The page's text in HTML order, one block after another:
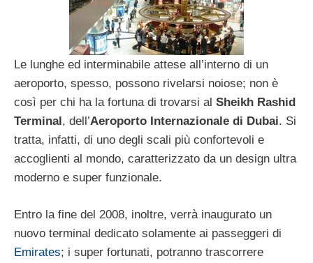
Le lunghe ed interminabile attese all’interno di un
aeroporto, spesso, possono rivelarsi noiose; non è
così per chi ha la fortuna di trovarsi al Sheikh Rashid
Terminal, dell’Aeroporto Internazionale di Dubai. Si
tratta, infatti, di uno degli scali più confortevoli e
accoglienti al mondo, caratterizzato da un design ultra
moderno e super funzionale.
Entro la fine del 2008, inoltre, verrà inaugurato un
nuovo terminal dedicato solamente ai passeggeri di
Emirates; i super fortunati, potranno trascorrere